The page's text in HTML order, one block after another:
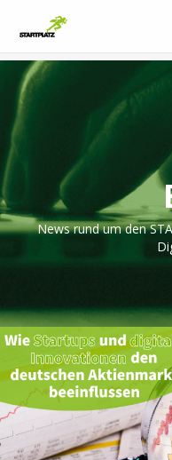
News rund um den